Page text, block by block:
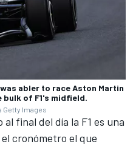
abler to race Aston Martin
of F1's midfield.
Getty Images
final del día la F1 es una
cronómetro el que